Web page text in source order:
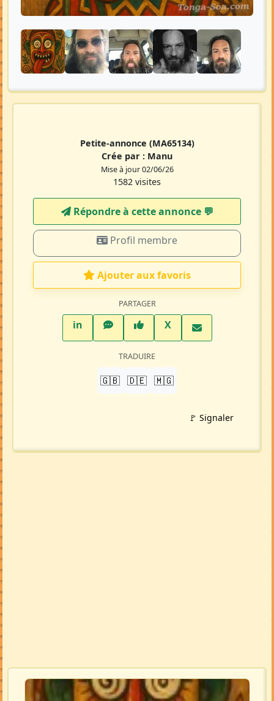
Petite-annonce (MA65134)
Crée par : Manu
Mise à jour 02/06/26
1582 visites
Répondre à cette annonce 💬​
Profil membre
Ajouter aux favoris
PARTAGER
inLinkedInWhatsAppFacebook
XTwitter X
TRADUIRE
🇬🇧 🇩🇪 🇲🇬
🚩 Signaler